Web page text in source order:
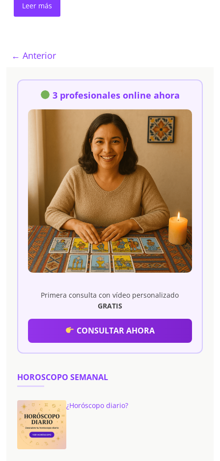
Leer más
← Anterior
3 profesionales online ahora
Primera consulta con vídeo personalizado
GRATIS
CONSULTAR AHORA
HOROSCOPO SEMANAL
¿Horóscopo diario?